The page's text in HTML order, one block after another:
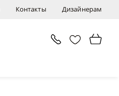
Контакты Дизайнерам